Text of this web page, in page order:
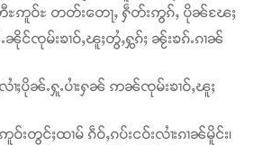
Donate Now
ႊတီႊဢူဝ်ႊ တတ်းတေႃႇ ႁဵတ်းဢွၵ်ႇ ပိုၼ်ၽႄႈ
ၼိုင်ၸုမ်းၶၢဝ်ႇၽူႈတွႆႇႁွၵ်ႈ ၼႂ်းၶၵ်ႉၵၢၼ်
လၢႆႈပိုၼ်ႉႁူႉပၢႆးႁၼ် ဢၼ်ၸုမ်းၶၢဝ်ႇၽူႈ
ဝ်းတွင်ႈထၢမ် ၵဵဝ်ႇၵပ်းငဝ်းလၢႆးၵၢၼ်မိူင်း၊